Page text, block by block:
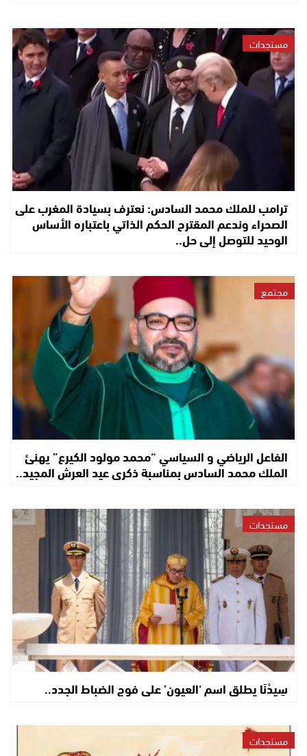
مستجدات
ترامب للملك محمد السادس: نعترف بسيادة المغرب على
الصحراء وندعم المقترح الحكم الذاتي باعتباره الأساس
الوحيد للتوصل إلى حل..
مجتمع
الفاعل الرياضي و السياسي “محمد مولود الكيرع” يهنئ
الملك محمد السادس بمناسبة ذكرى عيد العرش المجيد..
مستجدات
سِيدْنَا يطلق اسم ‘العيون’ على فوج الضباط الجدد..
مستجدات